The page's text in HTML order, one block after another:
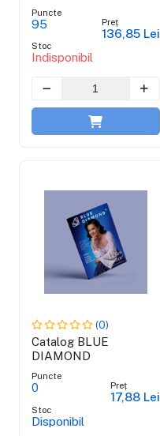
Puncte
95
Stoc
Indisponibil
Preț
136,85 Lei
(0)
Catalog BLUE
DIAMOND
Puncte
0
Stoc
Disponibil
Preț
17,88 Lei